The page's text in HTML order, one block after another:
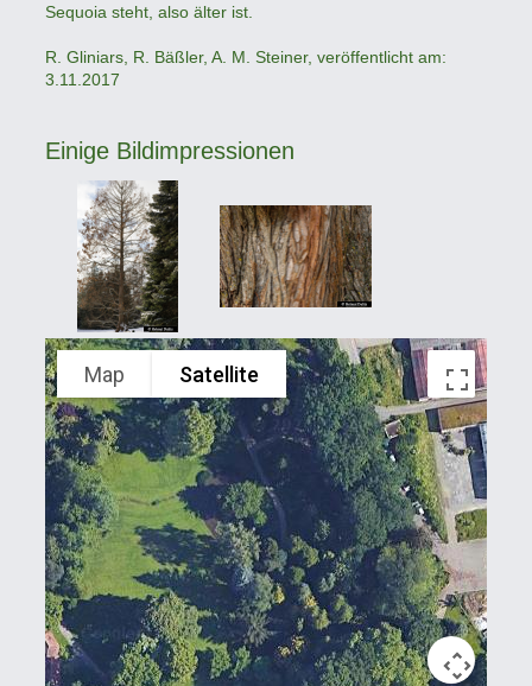
Sequoia steht, also älter ist.
R. Gliniars, R. Bäßler, A. M. Steiner, veröffentlicht am:
3.11.2017
Einige Bildimpressionen
Map Satellite